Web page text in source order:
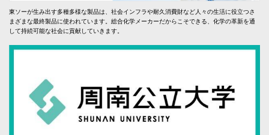
東ソーが生み出す多種多様な製品は、社会インフラや耐久消費財など人々の生活に役立つさ
まざまな最終製品に使われています。総合化学メーカーだからこそできる、化学の革新を通
して持続可能な社会に貢献していきます。